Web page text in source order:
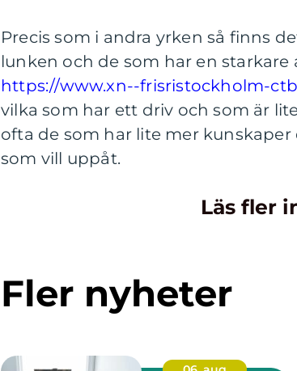
Precis som i andra yrken så finns
lunken och de som har en starkare
https://www.xn--frisristockholm-
vilka som har ett driv och som är
ofta de som har lite mer
som vill uppåt.
Läs fler
Fler nyheter